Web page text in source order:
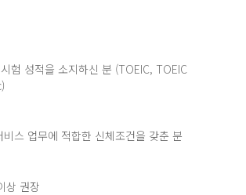
험 성적을 소지하신 분 (TOEIC, TOEIC
스 업무에 적합한 신체조건을 갖춘 분
상 권장